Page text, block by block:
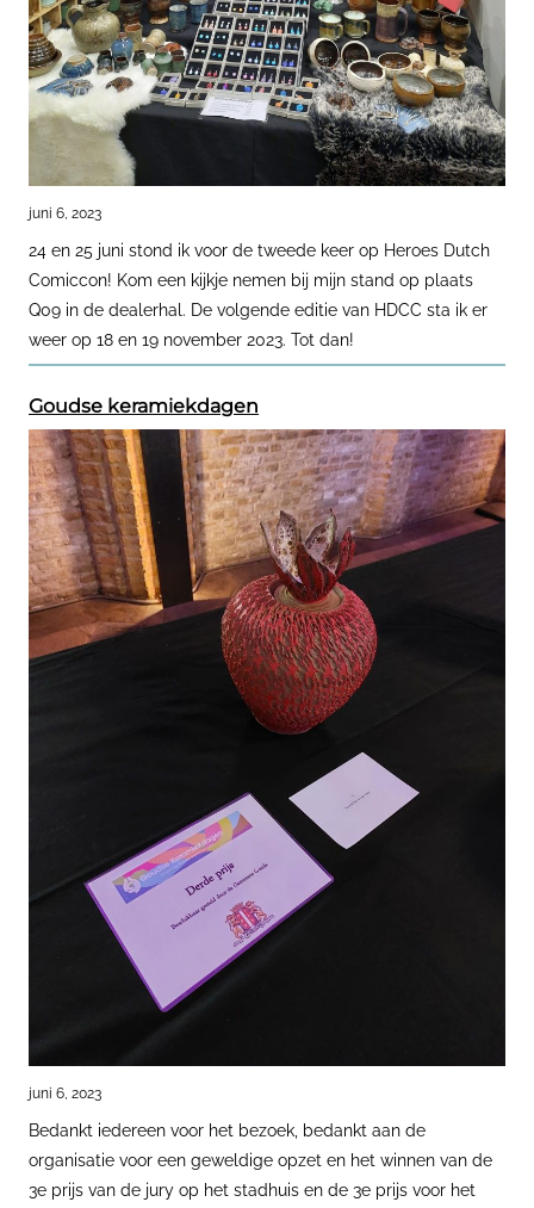
juni 6, 2023
24 en 25 juni stond ik voor de tweede keer op Heroes Dutch
Comiccon! Kom een kijkje nemen bij mijn stand op plaats
Q09 in de dealerhal. De volgende editie van HDCC sta ik er
weer op 18 en 19 november 2023. Tot dan!
Goudse keramiekdagen
juni 6, 2023
Bedankt iedereen voor het bezoek, bedankt aan de
organisatie voor een geweldige opzet en het winnen van de
3e prijs van de jury op het stadhuis en de 3e prijs voor het